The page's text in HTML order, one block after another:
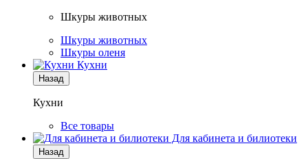
Шкуры животных
Шкуры животных
Шкуры оленя
Кухни
Назад
Кухни
Все товары
Для кабинета и билиотеки
Назад